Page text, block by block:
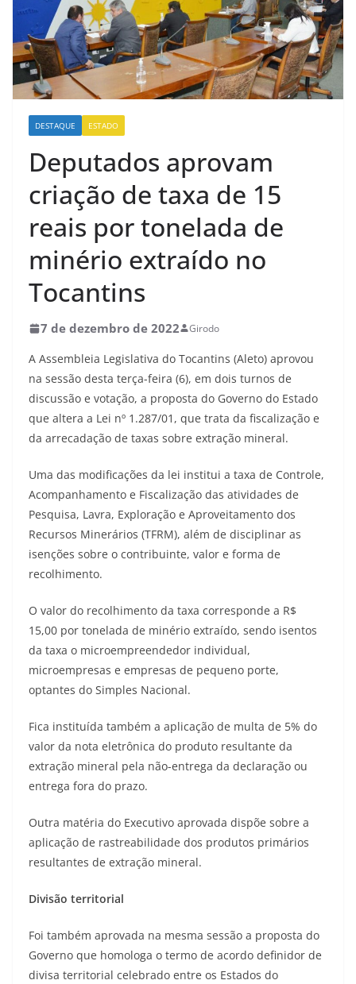
DESTAQUE ESTADO
Deputados aprovam
criação de taxa de 15
reais por tonelada de
minério extraído no
Tocantins
7 de dezembro de 2022 Girodo
A Assembleia Legislativa do Tocantins (Aleto) aprovou
na sessão desta terça-feira (6), em dois turnos de
discussão e votação, a proposta do Governo do Estado
que altera a Lei nº 1.287/01, que trata da fiscalização e
da arrecadação de taxas sobre extração mineral.
Uma das modificações da lei institui a taxa de Controle,
Acompanhamento e Fiscalização das atividades de
Pesquisa, Lavra, Exploração e Aproveitamento dos
Recursos Minerários (TFRM), além de disciplinar as
isenções sobre o contribuinte, valor e forma de
recolhimento.
O valor do recolhimento da taxa corresponde a R$
15,00 por tonelada de minério extraído, sendo isentos
da taxa o microempreendedor individual,
microempresas e empresas de pequeno porte,
optantes do Simples Nacional.
Fica instituída também a aplicação de multa de 5% do
valor da nota eletrônica do produto resultante da
extração mineral pela não-entrega da declaração ou
entrega fora do prazo.
Outra matéria do Executivo aprovada dispõe sobre a
aplicação de rastreabilidade dos produtos primários
resultantes de extração mineral.
Divisão territorial
Foi também aprovada na mesma sessão a proposta do
Governo que homologa o termo de acordo definidor de
divisa territorial celebrado entre os Estados do